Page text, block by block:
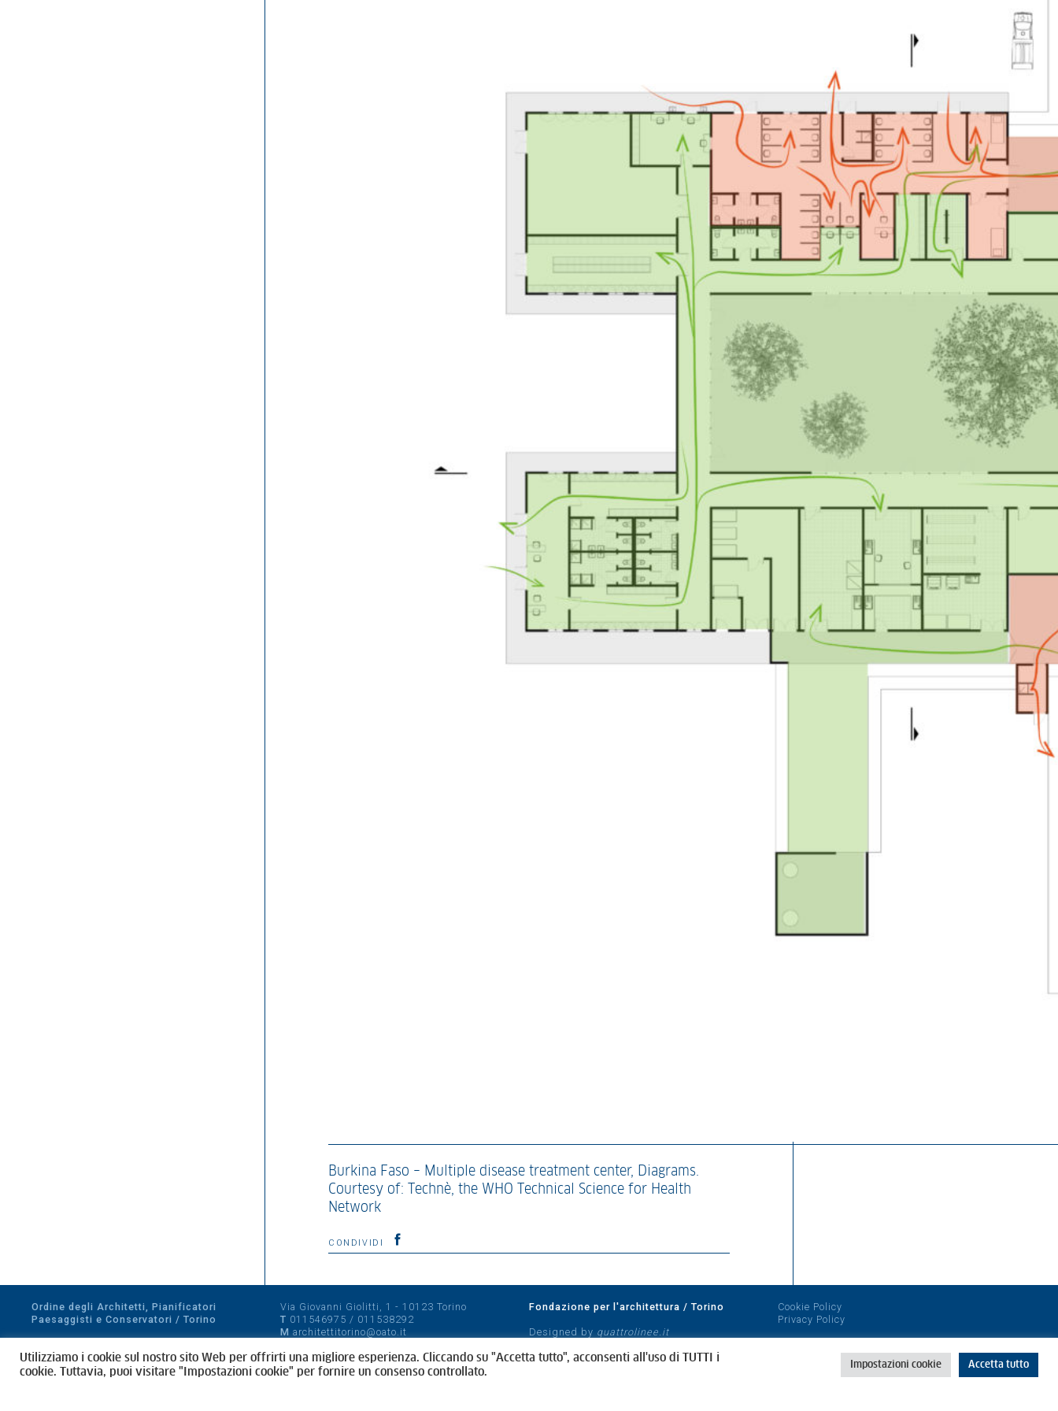
Burkina Faso – Multiple disease treatment center, Diagrams.
Courtesy of: Technè, the WHO Technical Science for Health
Network
CONDIVIDI
Ordine degli Architetti, Pianificatori
Paesaggisti e Conservatori / Torino
CF 80089280012
Via Giovanni Giolitti, 1 - 10123 Torino
T 011546975 / 011538292
M architettitorino@oato.it
Fondazione per l'architettura / Torino
Designed by quattrolinee.it
Cookie Policy
Privacy Policy
Utilizziamo i cookie sul nostro sito Web per offrirti una migliore esperienza. Cliccando su "Accetta tutto", acconsenti all'uso di TUTTI i
cookie. Tuttavia, puoi visitare "Impostazioni cookie" per fornire un consenso controllato.
Impostazioni cookie Accetta tutto